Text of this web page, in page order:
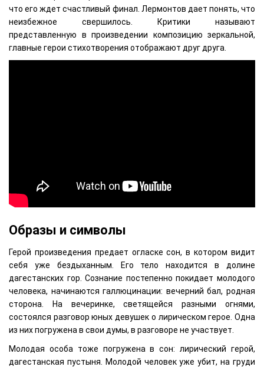
что его ждет счастливый финал. Лермонтов дает понять, что
неизбежное свершилось. Критики называют
представленную в произведении композицию зеркальной,
главные герои стихотворения отображают друг друга.
Образы и символы
Герой произведения предает огласке сон, в котором видит
себя уже бездыханным. Его тело находится в долине
дагестанских гор. Сознание постепенно покидает молодого
человека, начинаются галлюцинации: вечерний бал, родная
сторона. На вечеринке, светящейся разными огнями,
состоялся разговор юных девушек о лирическом герое. Одна
из них погружена в свои думы, в разговоре не участвует.
Молодая особа тоже погружена в сон: лирический герой,
дагестанская пустыня. Молодой человек уже убит, на груди